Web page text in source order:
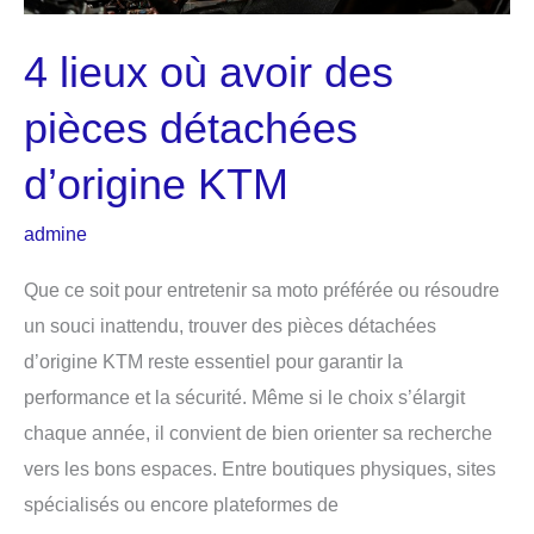
4 lieux où avoir des
pièces détachées
d’origine KTM
admine
Que ce soit pour entretenir sa moto préférée ou résoudre
un souci inattendu, trouver des pièces détachées
d’origine KTM reste essentiel pour garantir la
performance et la sécurité. Même si le choix s’élargit
chaque année, il convient de bien orienter sa recherche
vers les bons espaces. Entre boutiques physiques, sites
spécialisés ou encore plateformes de